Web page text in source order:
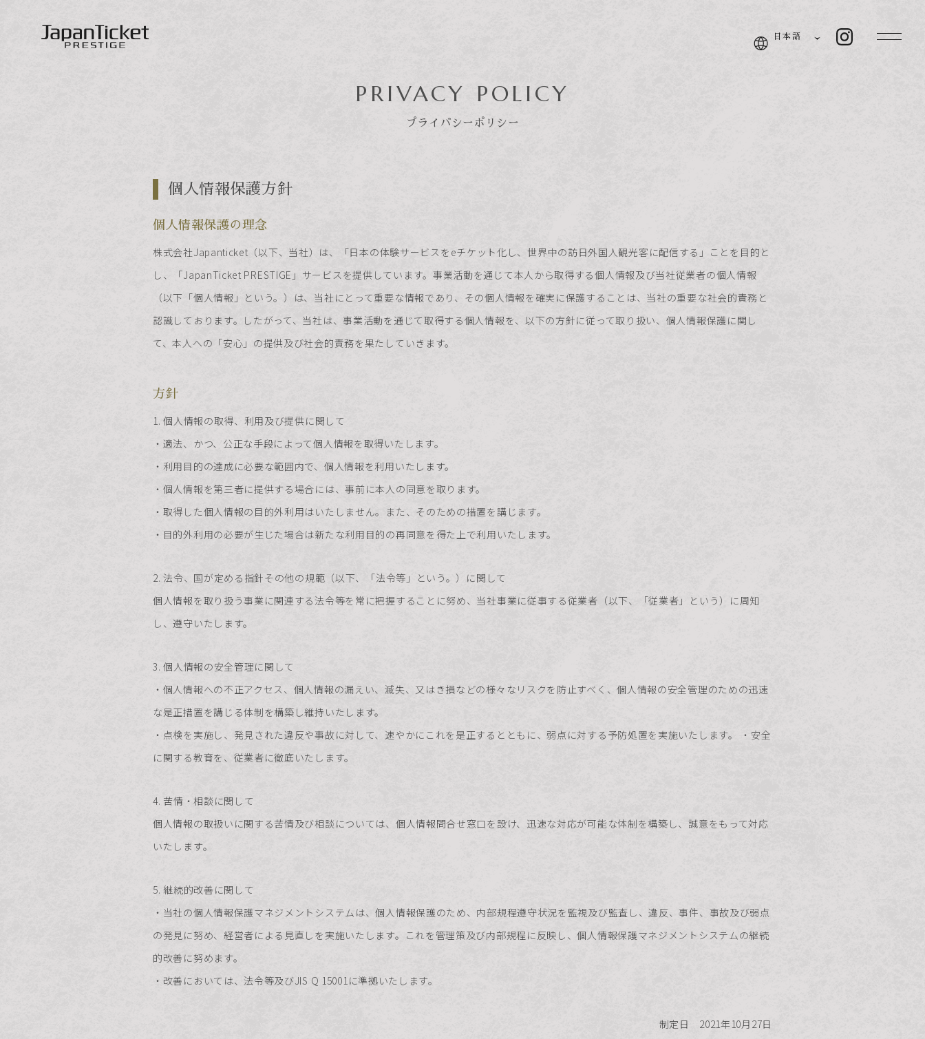
日本語
PRIVACY POLICY
プライバシーポリシー
個人情報保護方針
個人情報保護の理念
株式会社Japanticket（以下、当社）は、「日本の体験サービスをeチケット化し、世界中の訪日外国人観光客に配信する」ことを目的と
し、「JapanTicket PRESTIGE」サービスを提供しています。事業活動を通じて本人から取得する個人情報及び当社従業者の個人情報
（以下「個人情報」という。）は、当社にとって重要な情報であり、その個人情報を確実に保護することは、当社の重要な社会的責務と
認識しております。したがって、当社は、事業活動を通じて取得する個人情報を、以下の方針に従って取り扱い、個人情報保護に関し
て、本人への「安心」の提供及び社会的責務を果たしていきます。
方針
1. 個人情報の取得、利用及び提供に関して
・適法、かつ、公正な手段によって個人情報を取得いたします。
・利用目的の達成に必要な範囲内で、個人情報を利用いたします。
・個人情報を第三者に提供する場合には、事前に本人の同意を取ります。
・取得した個人情報の目的外利用はいたしません。また、そのための措置を講じます。
・目的外利用の必要が生じた場合は新たな利用目的の再同意を得た上で利用いたします。
2. 法令、国が定める指針その他の規範（以下、「法令等」という。）に関して
個人情報を取り扱う事業に関連する法令等を常に把握することに努め、当社事業に従事する従業者（以下、「従業者」という）に周知
し、遵守いたします。
3. 個人情報の安全管理に関して
・個人情報への不正アクセス、個人情報の漏えい、滅失、又はき損などの様々なリスクを防止すべく、個人情報の安全管理のための迅速
な是正措置を講じる体制を構築し維持いたします。
・点検を実施し、発見された違反や事故に対して、速やかにこれを是正するとともに、弱点に対する予防処置を実施いたします。 ・安全
に関する教育を、従業者に徹底いたします。
4. 苦情・相談に関して
個人情報の取扱いに関する苦情及び相談については、個人情報問合せ窓口を設け、迅速な対応が可能な体制を構築し、誠意をもって対応
いたします。
5. 継続的改善に関して
・当社の個人情報保護マネジメントシステムは、個人情報保護のため、内部規程遵守状況を監視及び監査し、違反、事件、事故及び弱点
の発見に努め、経営者による見直しを実施いたします。これを管理策及び内部規程に反映し、個人情報保護マネジメントシステムの継続
的改善に努めます。
・改善においては、法令等及びJIS Q 15001に準拠いたします。
制定日 2021年10月27日